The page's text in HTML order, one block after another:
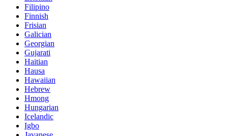
Filipino
Finnish
Frisian
Galician
Georgian
Gujarati
Haitian
Hausa
Hawaiian
Hebrew
Hmong
Hungarian
Icelandic
Igbo